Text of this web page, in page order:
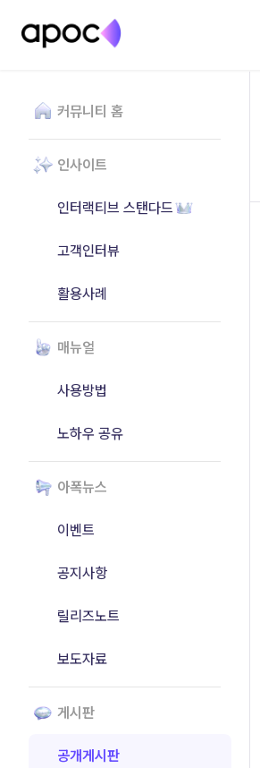
커뮤니티 홈
인사이트
인터랙티브 스탠다드
고객인터뷰
활용사례
매뉴얼
사용방법
노하우 공유
아폭뉴스
이벤트
공지사항
릴리즈노트
보도자료
게시판
공개게시판